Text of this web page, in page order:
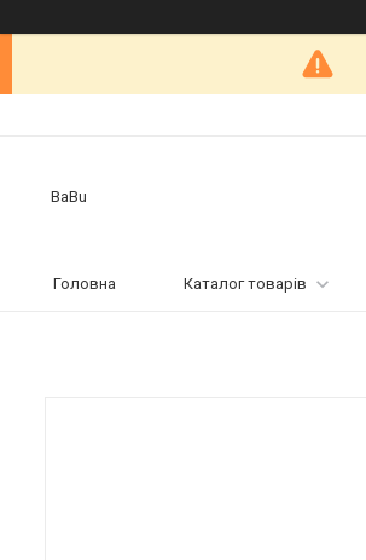
BaBu
Головна Каталог товарів